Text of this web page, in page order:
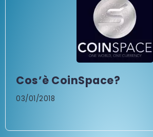
Cos’è CoinSpace?
03/01/2018